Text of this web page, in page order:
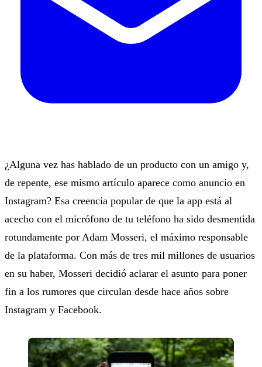
¿Alguna vez has hablado de un producto con un amigo y,
de repente, ese mismo artículo aparece como anuncio en
Instagram? Esa creencia popular de que la app está al
acecho con el micrófono de tu teléfono ha sido desmentida
rotundamente por Adam Mosseri, el máximo responsable
de la plataforma. Con más de tres mil millones de usuarios
en su haber, Mosseri decidió aclarar el asunto para poner
fin a los rumores que circulan desde hace años sobre
Instagram y Facebook.